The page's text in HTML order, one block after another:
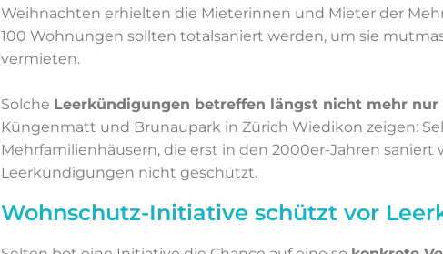
Weihnachten erhielten die Mieterinnen und Mieter der
100 Wohnungen sollten totalsaniert werden, um sie
vermieten.
Solche Leerkündigungen betreffen längst nicht mehr nur
Küngenmatt und Brunaupark in Zürich Wiedikon zeigen:
Mehrfamilienhäusern, die erst in den 2000er-Jahren saniert
Leerkündigungen nicht geschützt.
Wohnschutz-Initiative schützt vor